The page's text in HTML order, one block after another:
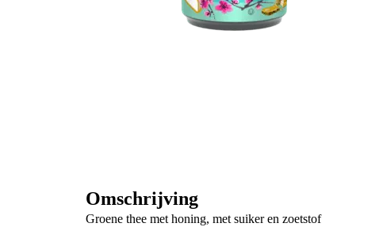
Omschrijving
Groene thee met honing, met suiker en zoetstof